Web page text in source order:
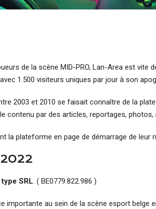
de la scène MID-PRO, Lan-Area est vite
1.500 visiteurs uniques par jour à son
2003 et 2010 se faisait connaître de la
contenu par des articles, reportages, photos,
la plateforme en page de démarrage de leur
SRL. ( BE0779.822.986 )
importante au sein de la scène esport belge